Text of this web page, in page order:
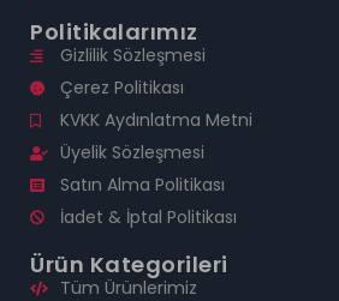
Politikalarımız
Gizlilik Sözleşmesi
Çerez Politikası
KVKK Aydınlatma Metni
Üyelik Sözleşmesi
Satın Alma Politikası
İadet & İptal Politikası
Ürün Kategorileri
Tüm Ürünlerimiz